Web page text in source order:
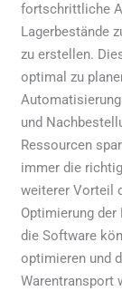
fortschrittliche
Lagerbestände
zu erstellen.
optimal zu
und
Ressourcen
immer die
weiterer Vorteil
Optimierung
die Software
optimieren und
Warentransport